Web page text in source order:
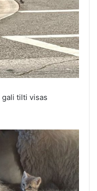
gali tilti visas